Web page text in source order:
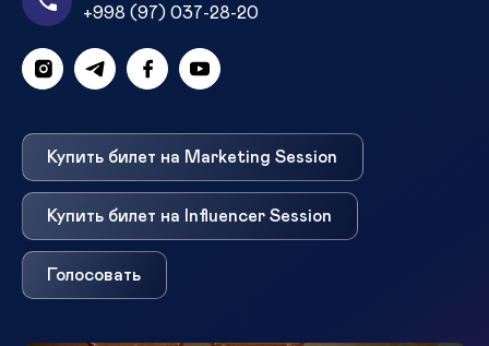
+998 (97) 037-28-20
Купить билет на Marketing Session
Купить билет на Influencer Session
Голосовать